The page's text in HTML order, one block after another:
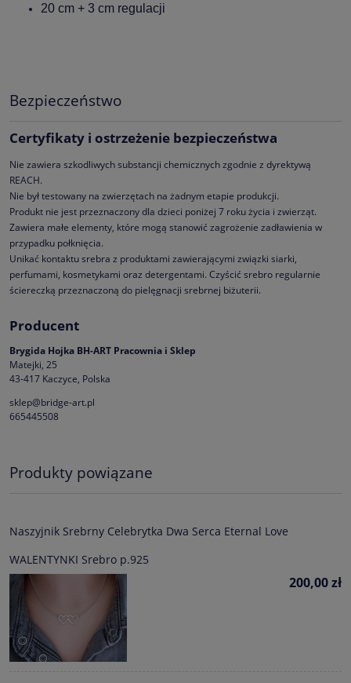
20 cm + 3 cm regulacji
Bezpieczeństwo
Certyfikaty i ostrzeżenie bezpieczeństwa
Nie zawiera szkodliwych substancji chemicznych zgodnie z dyrektywą
REACH.
Nie był testowany na zwierzętach na żadnym etapie produkcji.
Produkt nie jest przeznaczony dla dzieci poniżej 7 roku życia i zwierząt.
Zawiera małe elementy, które mogą stanowić zagrożenie zadławienia w
przypadku połknięcia.
Unikać kontaktu srebra z produktami zawierającymi związki siarki,
perfumami, kosmetykami oraz detergentami. Czyścić srebro regularnie
ściereczką przeznaczoną do pielęgnacji srebrnej biżuterii.
Producent
Brygida Hojka BH-ART Pracownia i Sklep
Matejki, 25
43-417 Kaczyce, Polska
sklep@bridge-art.pl
665445508
Produkty powiązane
Naszyjnik Srebrny Celebrytka Dwa Serca Eternal Love
WALENTYNKI Srebro p.925
200,00 zł